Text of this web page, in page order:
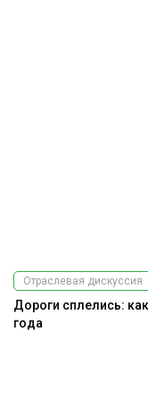
Отраслевая дискуссия
Дороги сплелись:
года